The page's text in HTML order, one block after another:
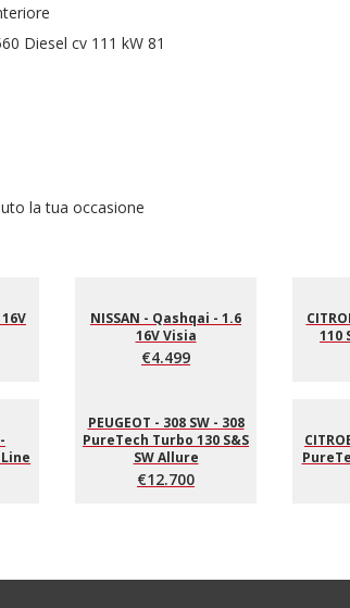
Diesel cv 111 kW 81
la tua occasione
NISSAN - Qashqai - 1.6
16V Visia
€4.499
110
PEUGEOT - 308 SW - 308
PureTech Turbo 130 S&S
SW Allure
€12.700